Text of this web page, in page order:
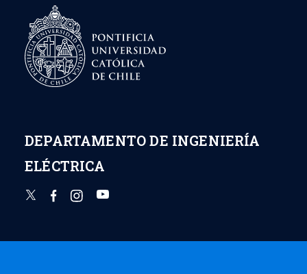
de
ahorro
DEPARTAMENTO DE INGENIERÍA
ELÉCTRICA